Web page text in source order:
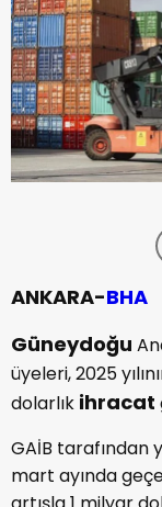
ANKARA-BHA
Güneydoğu
üyeleri, 2025
dolarlık ihracat
GAİB tarafından
mart ayında